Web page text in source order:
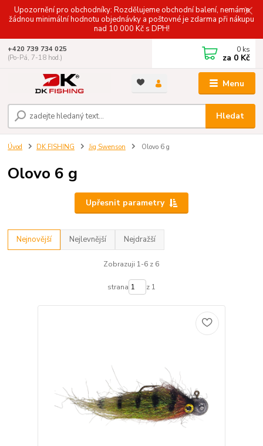
Upozornění pro obchodníky: Rozdělujeme obchodní balení, nemáme
žádnou minimální hodnotu objednávky a poštovné je zdarma při nákupu
nad 10 000 Kč s DPH!
Menu
Hledat
+420 739 734 025
(Po-Pá, 7-18 hod.)
0 ks
za 0 Kč
Úvod DK FISHING Jig Swenson Olovo 6 g
Olovo 6 g
Upřesnit parametry
Nejnovější Nejlevnější Nejdražší
Zobrazuji 1-6 z 6
strana z 1